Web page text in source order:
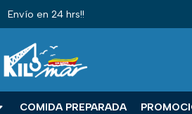
COMIDA PREPARADA
Envío en 24 hrs!!